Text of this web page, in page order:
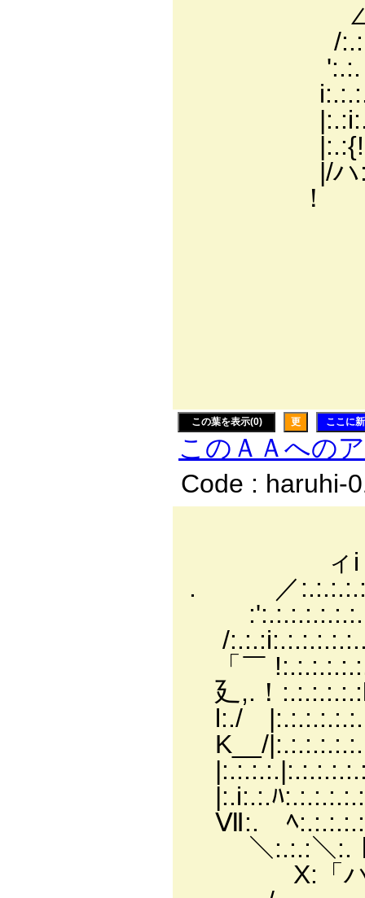
∠二二ｽ
/
':.:.ヽ
i:.:.:.:.:.:.､:.
|:.:i:.:.:. |/=ﾐ
|:.:{!:.:.:.{ .
|/ハ:.:.:､ l
！ ＼l ﾚ’/i/
この葉を表示(0) 更 ここに
このＡＡへの
Code : haruhi-
ィi〔
. ／:.:.:.:.:./
:':.:.:.:.:.:.:.:.l
/
「￣
廴,.！
l:./
K__/
|:.i:.:.ﾊ
Ⅶ:.ゝﾍ
＼:.:.:＼
X:「ハ:{＼